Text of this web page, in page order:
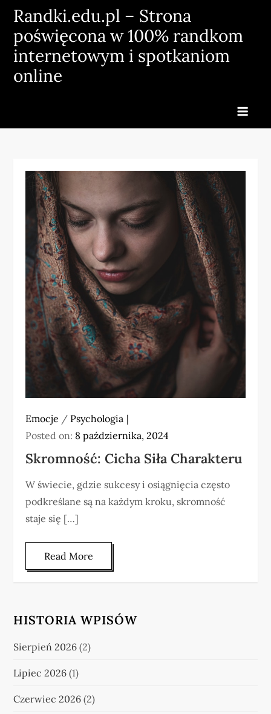
Skip
content
Randki.edu.pl – Strona
poświęcona w 100% randkom
internetowym i spotkaniom
online
Emocje / Psychologia
Posted on: 8 października, 2024
Skromność: Cicha Siła Charakteru
W świecie, gdzie sukcesy i osiągnięcia często
podkreślane są na każdym kroku, skromność
staje się […]
Read More
HISTORIA WPISÓW
Sierpień 2026 (2)
Lipiec 2026 (1)
Czerwiec 2026 (2)